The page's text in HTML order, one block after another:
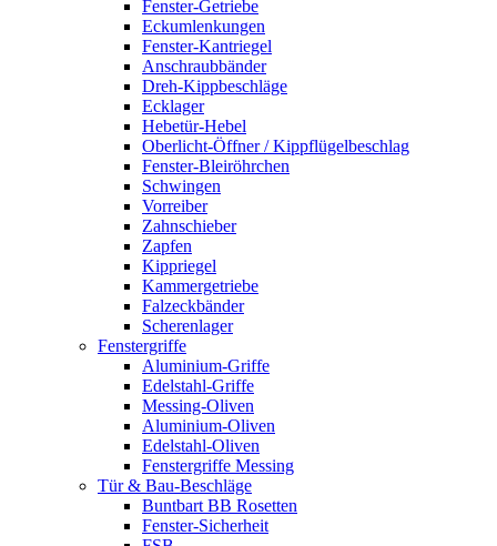
Fenster-Getriebe
Eckumlenkungen
Fenster-Kantriegel
Anschraubbänder
Dreh-Kippbeschläge
Ecklager
Hebetür-Hebel
Oberlicht-Öffner / Kippflügelbeschlag
Fenster-Bleiröhrchen
Schwingen
Vorreiber
Zahnschieber
Zapfen
Kippriegel
Kammergetriebe
Falzeckbänder
Scherenlager
Fenstergriffe
Aluminium-Griffe
Edelstahl-Griffe
Messing-Oliven
Aluminium-Oliven
Edelstahl-Oliven
Fenstergriffe Messing
Tür & Bau-Beschläge
Buntbart BB Rosetten
Fenster-Sicherheit